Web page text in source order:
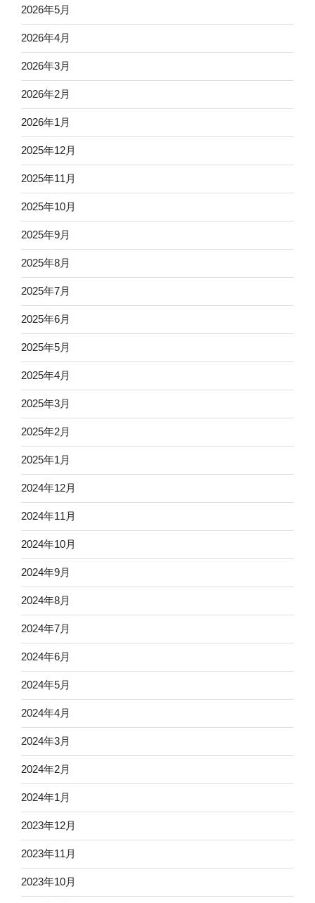
2026年5月
2026年4月
2026年3月
2026年2月
2026年1月
2025年12月
2025年11月
2025年10月
2025年9月
2025年8月
2025年7月
2025年6月
2025年5月
2025年4月
2025年3月
2025年2月
2025年1月
2024年12月
2024年11月
2024年10月
2024年9月
2024年8月
2024年7月
2024年6月
2024年5月
2024年4月
2024年3月
2024年2月
2024年1月
2023年12月
2023年11月
2023年10月